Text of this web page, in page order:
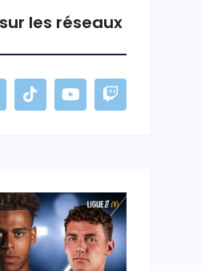
les réseaux